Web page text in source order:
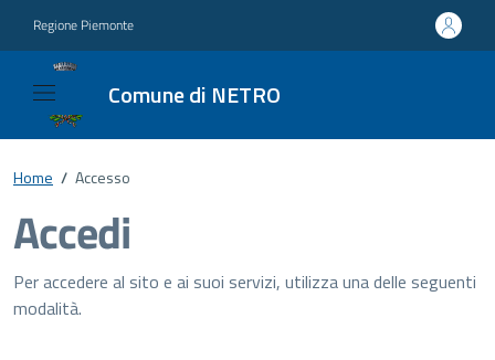
Regione Piemonte
Comune di NETRO
Home / Accesso
Accedi
Per accedere al sito e ai suoi servizi, utilizza una delle seguenti
modalità.